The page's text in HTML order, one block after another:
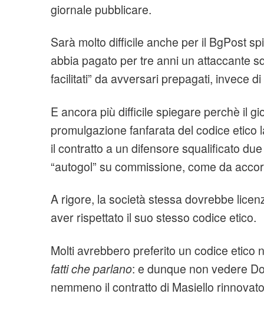
giornale pubblicare.
Sarà molto difficile anche per il BgPost
abbia pagato per tre anni un attaccante
facilitati” da avversari prepagati, invece
E ancora più difficile spiegare perchè il
promulgazione fanfarata del codice etico
il contratto a un difensore squalificato
“autogol” su commissione, come da
A rigore, la società stessa dovrebbe
aver rispettato il suo stesso codice etico.
Molti avrebbero preferito un codice etico
fatti che parlano: e dunque non vedere
nemmeno il contratto di Masiello